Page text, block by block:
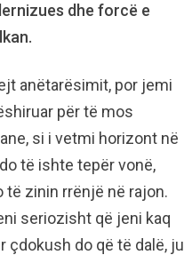
dhe forcë e
anëtarësimit, por jemi
për të mos
si i vetmi horizont në
të ishte tepër vonë,
zinin rrënjë në rajon.
seriozisht që jeni kaq
çdokush do që të dalë, ju